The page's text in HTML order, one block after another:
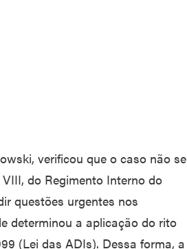
verificou que o caso não se
do Regimento Interno do
questões urgentes nos
determinou a aplicação do rito
(Lei das ADIs). Dessa forma, a